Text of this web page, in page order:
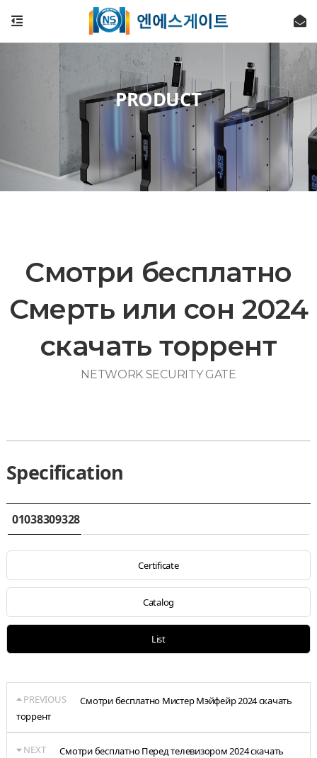
PRODUCT
Смотри бесплатно
Смерть или сон 2024
скачать торрент
NETWORK SECURITY GATE
Specification
01038309328
Certificate
Catalog
List
PREVIOUS
Смотри бесплатно Мистер Мэйфейр 2024 скачать
торрент
NEXT
Смотри бесплатно Перед телевизором 2024 скачать